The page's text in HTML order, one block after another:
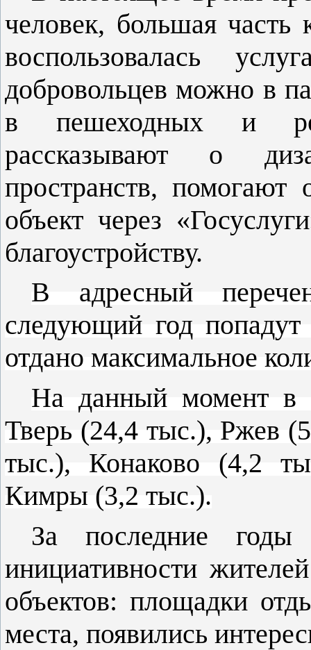
человек, большая
воспользовалась
добровольцев можно в
в пешеходных и
рассказывают о
пространств, помогают
объект через
благоустройству.
В адресный
следующий год попадут
отдано максимальное
На данный момент в
Тверь (24,4 тыс.), Ржев
тыс.), Конаково (4,2
Кимры (3,2 тыс.).
За последние годы
инициативности
объектов: площадки
места, появились